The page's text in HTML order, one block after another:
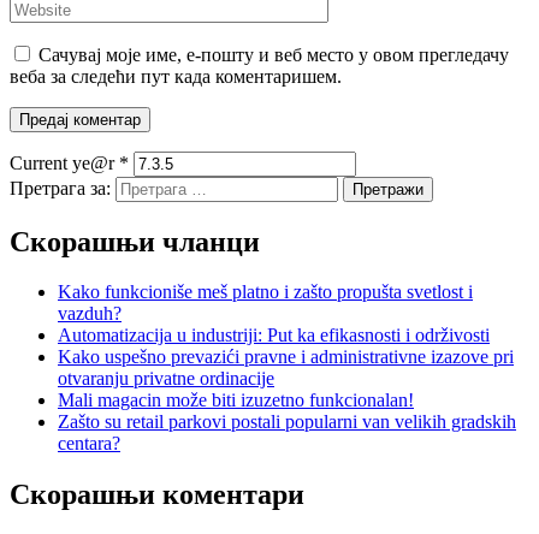
Сачувај моје име, е-пошту и веб место у овом прегледачу
веба за следећи пут када коментаришем.
Current ye@r *
Претрага за:
Скорашњи чланци
Kako funkcioniše meš platno i zašto propušta svetlost i
vazduh?
Automatizacija u industriji: Put ka efikasnosti i održivosti
Kako uspešno prevazići pravne i administrativne izazove pri
otvaranju privatne ordinacije
Mali magacin može biti izuzetno funkcionalan!
Zašto su retail parkovi postali popularni van velikih gradskih
centara?
Скорашњи коментари